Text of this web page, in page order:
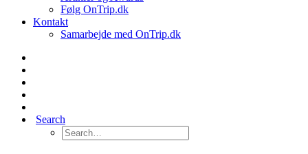
Følg OnTrip.dk
Kontakt
Samarbejde med OnTrip.dk
Search